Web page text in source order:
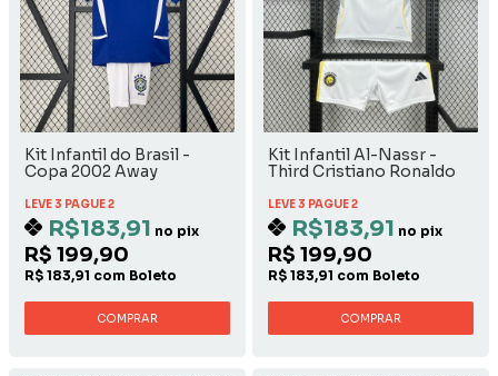
Kit Infantil do Brasil -
Copa 2002 Away
LEVE 3 PAGUE 2
R$183,91 no pix
R$ 199,90
R$ 183,91 com Boleto
COMPRAR
Kit Infantil Al-Nassr -
Third Cristiano Ronaldo
LEVE 3 PAGUE 2
R$183,91 no pix
R$ 199,90
R$ 183,91 com Boleto
COMPRAR